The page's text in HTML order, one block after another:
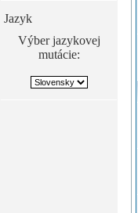
Jazyk
Výber jazykovej
mutácie: